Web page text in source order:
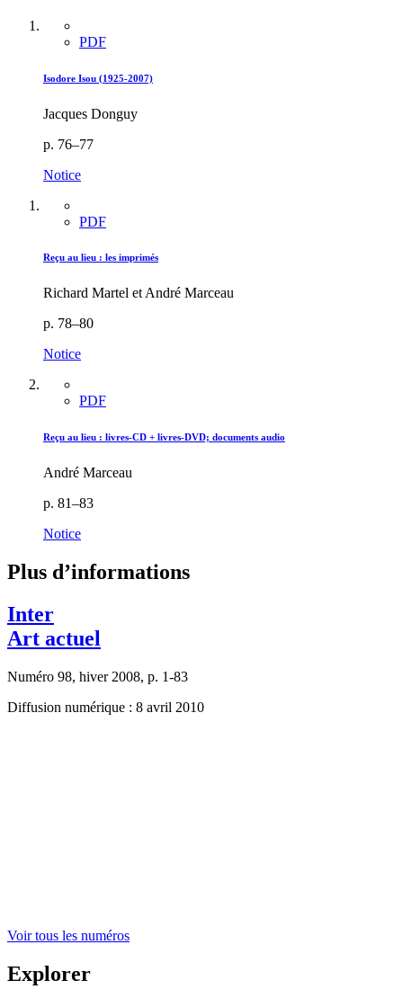
PDF
Isodore Isou (1925-2007)
Jacques Donguy
p. 76–77
Notice
PDF
Reçu au lieu : les imprimés
Richard Martel et André Marceau
p. 78–80
Notice
PDF
Reçu au lieu : livres-CD + livres-DVD; documents audio
André Marceau
p. 81–83
Notice
Plus d’informations
Inter
Art actuel
Numéro 98, hiver 2008, p. 1-83
Diffusion numérique : 8 avril 2010
Voir tous les numéros
Explorer